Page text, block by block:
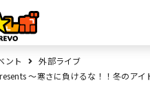
ント
外部ライブ
～寒さに負けるな！！冬のアイ